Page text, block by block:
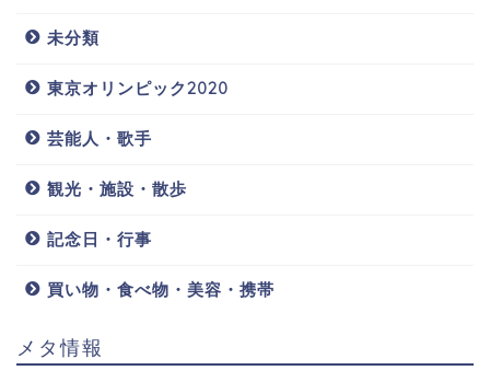
未分類
東京オリンピック2020
芸能人・歌手
観光・施設・散歩
記念日・行事
買い物・食べ物・美容・携帯
メタ情報